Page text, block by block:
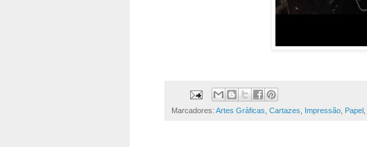
Marcadores: Artes Gráficas, Cartazes, Impressão, Papel ,